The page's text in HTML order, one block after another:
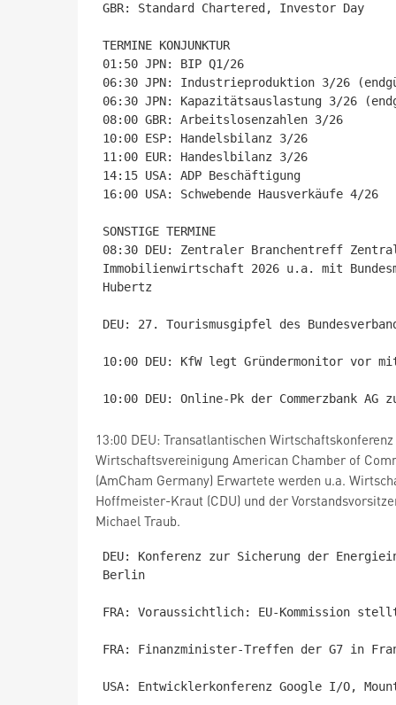
GBR: Standard Chartered, Investor Day
TERMINE KONJUNKTUR
01:50 JPN: BIP Q1/26
06:30 JPN: Industrieproduktion 3/26
06:30 JPN: Kapazitätsauslastung 3/26
08:00 GBR: Arbeitslosenzahlen 3/26
10:00 ESP: Handelsbilanz 3/26
11:00 EUR: Handeslbilanz 3/26
14:15 USA: ADP Beschäftigung
16:00 USA: Schwebende Hausverkäufe 4/26
SONSTIGE TERMINE
08:30 DEU: Zentraler Branchentreff
Immobilienwirtschaft 2026 u.a. mit
Hubertz
DEU: 27. Tourismusgipfel des
10:00 DEU: KfW legt Gründermonitor vor
13:00 DEU: Transatlantischen
Wirtschaftsvereinigung American Chamber of
(AmCham Germany) Erwartete werden u.a.
Hoffmeister-Kraut (CDU) und der
Michael Traub.
DEU: Konferenz zur Sicherung der
Berlin
FRA: Voraussichtlich: EU-Kommission
FRA: Finanzminister-Treffen der G7 in
USA: Entwicklerkonferenz Google I/O,